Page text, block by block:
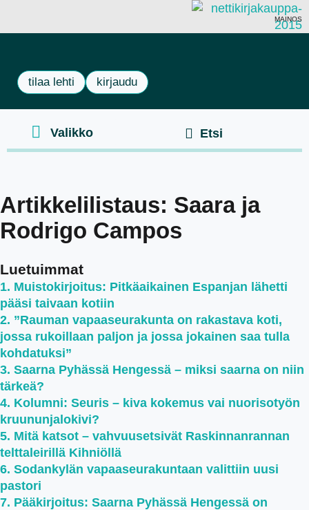
MAINOS
tilaa lehti kirjaudu
Artikkelilistaus: Saara ja
Rodrigo Campos
Luetuimmat
Muistokirjoitus: Pitkäaikainen Espanjan lähetti
pääsi taivaan kotiin
”Rauman vapaaseurakunta on rakastava koti,
jossa rukoillaan paljon ja jossa jokainen saa tulla
kohdatuksi”
Saarna Pyhässä Hengessä – miksi saarna on niin
tärkeä?
Kolumni: Seuris – kiva kokemus vai nuorisotyön
kruununjalokivi?
Mitä katsot – vahvuusetsivät Raskinnanrannan
telttaleirillä Kihniöllä
Sodankylän vapaaseurakuntaan valittiin uusi
pastori
Pääkirjoitus: Saarna Pyhässä Hengessä on